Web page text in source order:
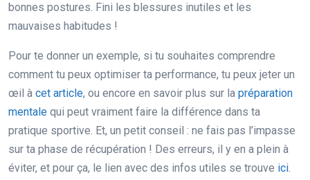
bonnes postures. Fini les blessures inutiles et les
mauvaises habitudes !
Pour te donner un exemple, si tu souhaites comprendre
comment tu peux optimiser ta performance, tu peux jeter un
œil à cet article, ou encore en savoir plus sur la préparation
mentale qui peut vraiment faire la différence dans ta
pratique sportive. Et, un petit conseil : ne fais pas l’impasse
sur ta phase de récupération ! Des erreurs, il y en a plein à
éviter, et pour ça, le lien avec des infos utiles se trouve ici.